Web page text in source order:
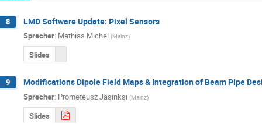
8 LMD Software Update: Pixel Sensors
Sprecher: Mathias Michel (Mainz)
Slides
9 Modifications Dipole Field Maps & Integration of Beam Pipe
Sprecher: Prometeusz Jasinksi (Mainz)
Slides